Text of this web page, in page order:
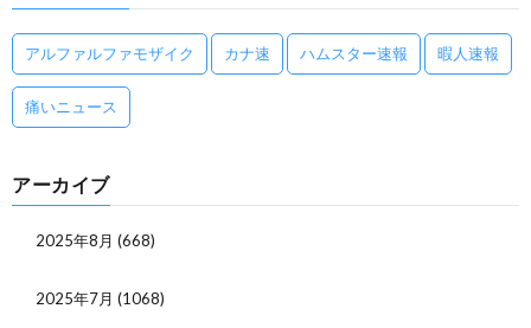
アルファルファモザイク カナ速 ハムスター速報 暇人速報
痛いニュース
アーカイブ
2025年8月 (668)
2025年7月 (1068)